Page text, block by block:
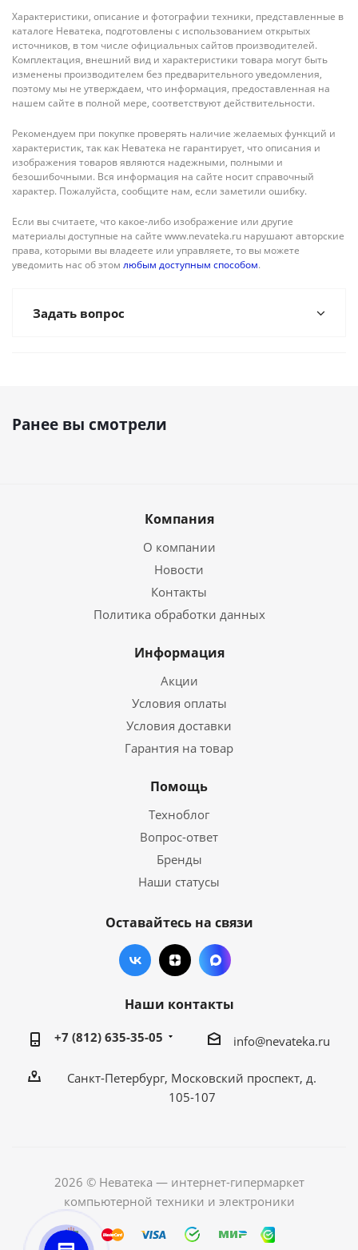
Характеристики, описание и фотографии техники, представленные в
каталоге Неватека, подготовлены с использованием открытых
источников, в том числе официальных сайтов производителей.
Комплектация, внешний вид и характеристики товара могут быть
изменены производителем без предварительного уведомления,
поэтому мы не утверждаем, что информация, предоставленная на
нашем сайте в полной мере, соответствуют действительности.
Рекомендуем при покупке проверять наличие желаемых функций и
характеристик, так как Неватека не гарантирует, что описания и
изображения товаров являются надежными, полными и
безошибочными. Вся информация на сайте носит справочный
характер. Пожалуйста, сообщите нам, если заметили ошибку.
Если вы считаете, что какое-либо изображение или другие
материалы доступные на сайте www.nevateka.ru нарушают авторские
права, которыми вы владеете или управляете, то вы можете
уведомить нас об этом любым доступным способом.
Задать вопрос
Ранее вы смотрели
Компания
О компании
Новости
Контакты
Политика обработки данных
Информация
Акции
Условия оплаты
Условия доставки
Гарантия на товар
Помощь
Техноблог
Вопрос-ответ
Бренды
Наши статусы
Оставайтесь на связи
Наши контакты
+7 (812) 635-35-05 info@nevateka.ru
Санкт-Петербург, Московский проспект, д.
105-107
2026 © Неватека — интернет-гипермаркет
компьютерной техники и электроники